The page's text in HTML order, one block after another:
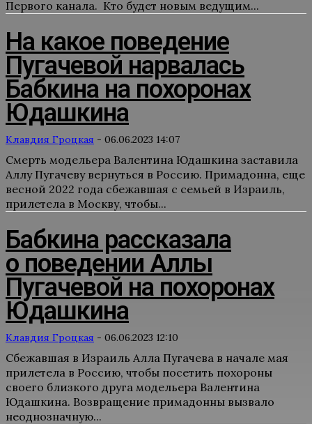
Первого канала. Кто будет новым ведущим...
На какое поведение
Пугачевой нарвалась
Бабкина на похоронах
Юдашкина
Клавдия Гроцкая - 06.06.2023 14:07
Смерть модельера Валентина Юдашкина заставила
Аллу Пугачеву вернуться в Россию. Примадонна, еще
весной 2022 года сбежавшая с семьей в Израиль,
прилетела в Москву, чтобы...
Бабкина рассказала
о поведении Аллы
Пугачевой на похоронах
Юдашкина
Клавдия Гроцкая - 06.06.2023 12:10
Сбежавшая в Израиль Алла Пугачева в начале мая
прилетела в Россию, чтобы посетить похороны
своего близкого друга модельера Валентина
Юдашкина. Возвращение примадонны вызвало
неоднозначную...